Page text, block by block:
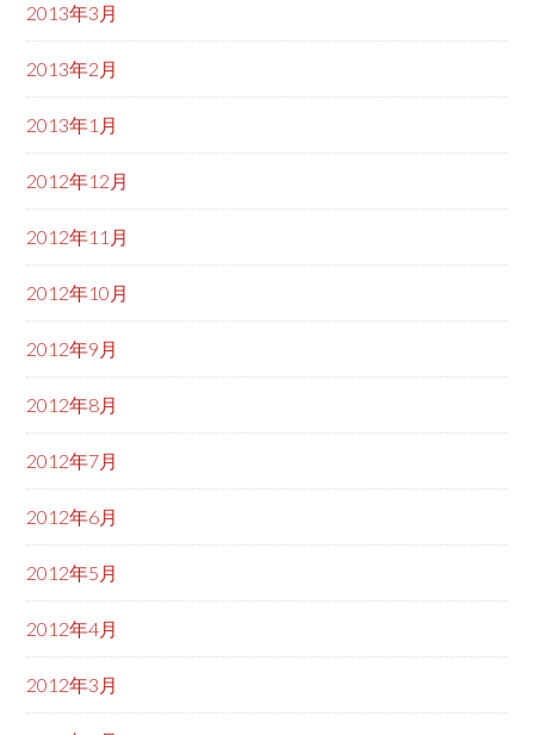
2013年3月
2013年2月
2013年1月
2012年12月
2012年11月
2012年10月
2012年9月
2012年8月
2012年7月
2012年6月
2012年5月
2012年4月
2012年3月